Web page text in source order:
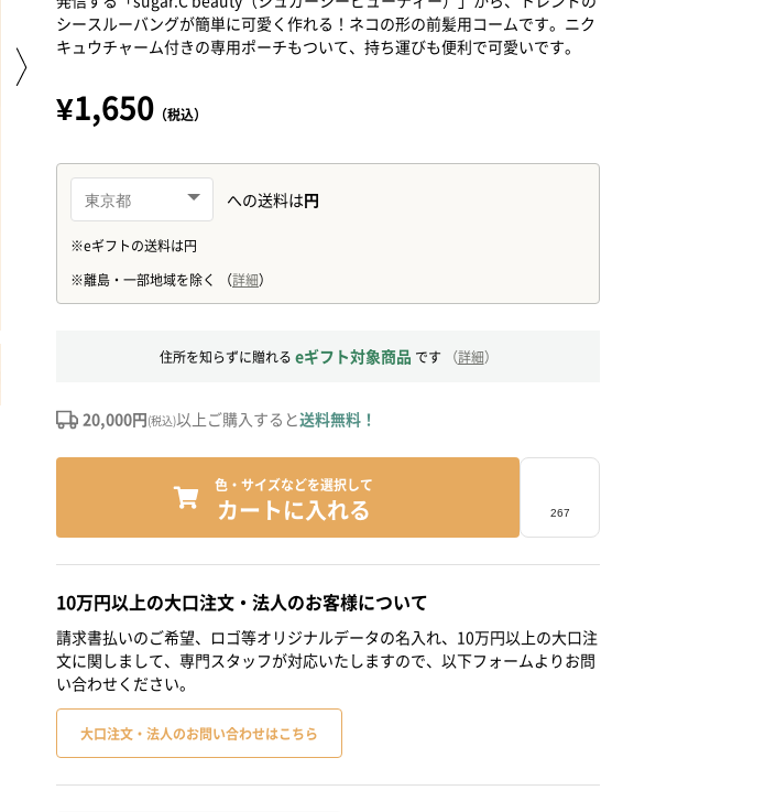
シースルーバングが簡単に可愛く作れる！ネコの形の前髪用コームです。ニク
キュウチャーム付きの専用ポーチもついて、持ち運びも便利で可愛いです。
¥1,650 （税込）
住所を知らずに贈れる eギフト対象商品 です （詳細）
20,000円(税込)以上ご購入すると送料無料！
色・サイズなどを選択して
カートに入れる
10万円以上の大口注文・法人のお客様について
請求書払いのご希望、ロゴ等オリジナルデータの名入れ、10万円以上の大口注
文に関しまして、専門スタッフが対応いたしますので、以下フォームよりお問
い合わせください。
大口注文・法人のお問い合わせはこちら